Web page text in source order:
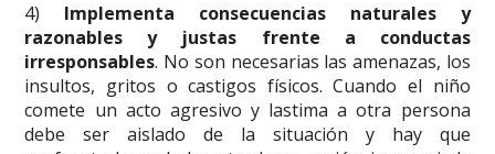
4) Implementa consecuencias naturales y
razonables y justas frente a conductas
irresponsables. No son necesarias las amenazas, los
insultos, gritos o castigos físicos. Cuando el niño
comete un acto agresivo y lastima a otra persona
debe ser aislado de la situación y hay que